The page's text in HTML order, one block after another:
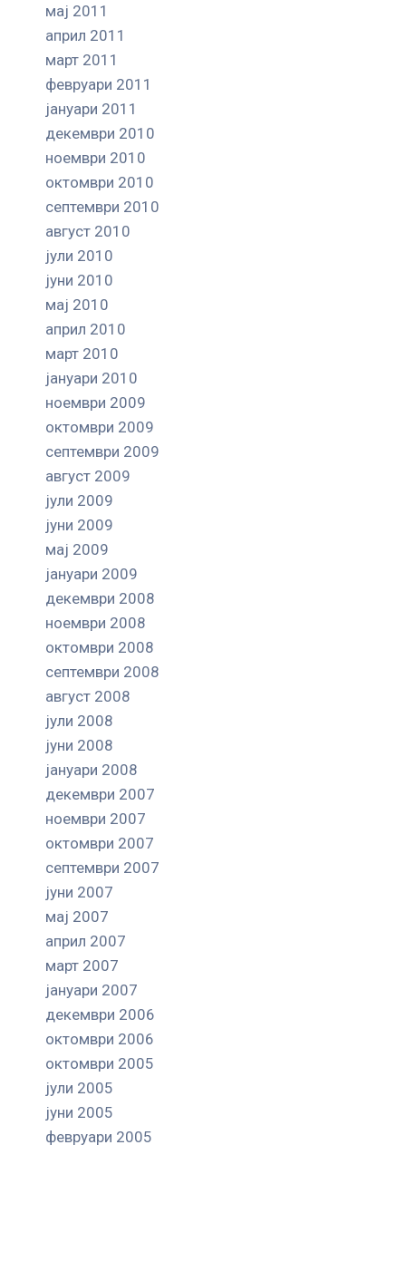
мај 2011
април 2011
март 2011
февруари 2011
јануари 2011
декември 2010
ноември 2010
октомври 2010
септември 2010
август 2010
јули 2010
јуни 2010
мај 2010
април 2010
март 2010
јануари 2010
ноември 2009
октомври 2009
септември 2009
август 2009
јули 2009
јуни 2009
мај 2009
јануари 2009
декември 2008
ноември 2008
октомври 2008
септември 2008
август 2008
јули 2008
јуни 2008
јануари 2008
декември 2007
ноември 2007
октомври 2007
септември 2007
јуни 2007
мај 2007
април 2007
март 2007
јануари 2007
декември 2006
октомври 2006
октомври 2005
јули 2005
јуни 2005
февруари 2005